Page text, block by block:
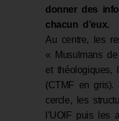
donner des
chacun d’eux.
Au centre, les
« Musulmans
et théologiques,
(CTMF en gris).
cercle, les
l’UOIF puis les